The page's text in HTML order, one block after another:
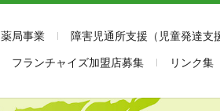
薬局事業 障害児通所支援（児童発達支
フランチャイズ加盟店募集 リンク集